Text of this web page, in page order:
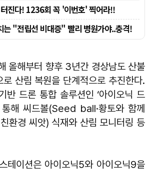
올해부터 향후 3년간 경상남도 산불
로 산림 복원을 단계적으로 추진한다.
반 드론 통합 솔루션인 ‘아이오닉 드
통해 씨드볼(Seed ball·황토와 함께
환경 씨앗) 식재와 산림 모니터링 등
테이션은 아이오닉5와 아이오닉9을